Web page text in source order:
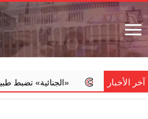
آخر الأخبار
‏«الجنائية» تضبط طبيبا يجري عمليات